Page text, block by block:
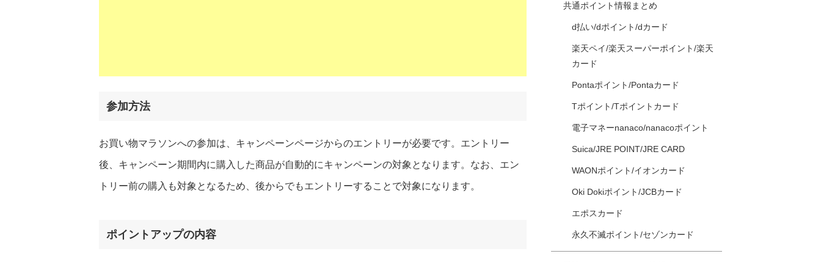
参加方法
お買い物マラソンへの参加は、キャンペーンページからのエントリーが必要です。エントリー
後、キャンペーン期間内に購入した商品が自動的にキャンペーンの対象となります。なお、エン
トリー前の購入も対象となるため、後からでもエントリーすることで対象になります​​。
ポイントアップの内容
共通ポイント情報まとめ
d払い/dポイント/dカード
楽天ペイ/楽天スーパーポイント/楽天
カード
Pontaポイント/Pontaカード
Tポイント/Tポイントカード
電子マネーnanaco/nanacoポイント
Suica/JRE POINT/JRE CARD
WAONポイント/イオンカード
Oki Dokiポイント/JCBカード
エポスカード
永久不滅ポイント/セゾンカード